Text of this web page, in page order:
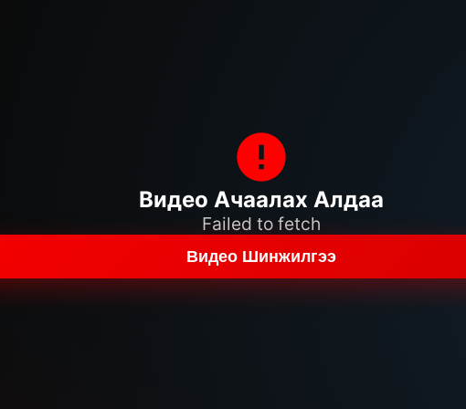
Видео Ачаалах Алдаа
Failed to fetch
Видео Шинжилгээ